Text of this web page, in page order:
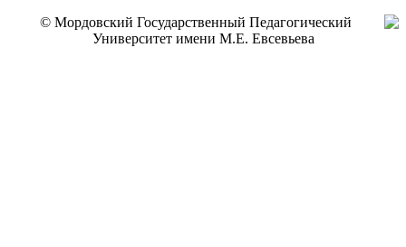
© Мордовский Государственный Педагогический
Университет имени М.Е. Евсевьева